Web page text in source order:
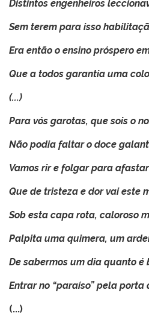
Distintos engenheiros
Sem terem para isso
Era então o ensino próspero
Que a todos garantia uma
(...)
Para vós garotas, que sois o
Não podia faltar o doce
Vamos rir e folgar para
Que de tristeza e dor vai este
Sob esta capa rota, caloroso
Palpita uma quimera, um
De sabermos um dia quanto é
Entrar no “paraíso” pela porta
(...)